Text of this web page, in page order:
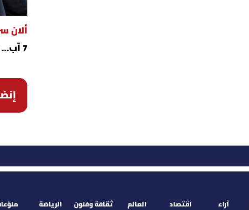
ألان
7 آب... يومٌ مجيد
آراء اقتصاد العالم ثقافة وفنون الرياضة